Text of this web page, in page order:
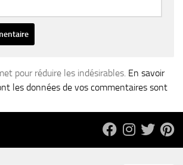
pour réduire les indésirables. En savoir
les données de vos commentaires sont